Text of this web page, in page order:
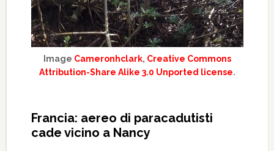
Image Cameronhclark, Creative Commons
Attribution-Share Alike 3.0 Unported license.
Francia: aereo di paracadutisti
cade vicino a Nancy